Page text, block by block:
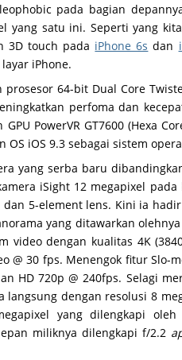
pada bagian
yang satu ini. Seperti yang
3D touch pada iPhone 6s dan
iPhone.
64-bit Dual Core
perfoma dan
PowerVR GT7600 (Hexa
OS iOS 9.3 sebagai sistem
yang serba baru
iSight 12 megapixel pada
dan 5-element lens. Kini ia
yang ditawarkan
video dengan kualitas 4K
@ 30 fps. Menengok fitur Slo-
HD 720p @ 240fps. Selagi
dengan resolusi 8
yang dilengkapi
miliknya dilengkapi f/2.2